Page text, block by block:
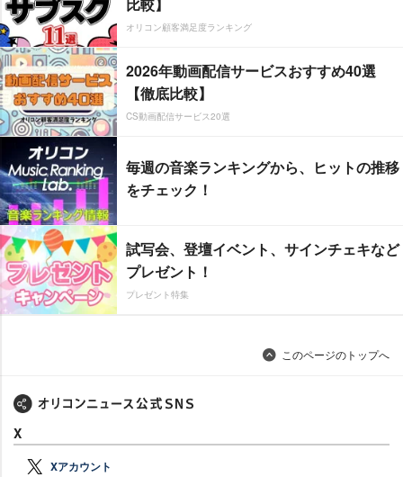
オリコン顧客満足度ランキング
2026年動画配信サービスおすすめ40選
【徹底比較】
CS動画配信サービス20選
毎週の音楽ランキングから、ヒットの推移
をチェック！
試写会、登壇イベント、サインチェキなど
プレゼント！
プレゼント特集
このページのトップへ
X
Xアカウント